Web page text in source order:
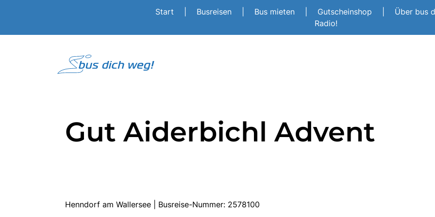
Start Busreisen Bus mieten Gutscheinshop Über bus
Radio!
Gut Aiderbichl Advent
Henndorf am Wallersee | Busreise-Nummer: 2578100